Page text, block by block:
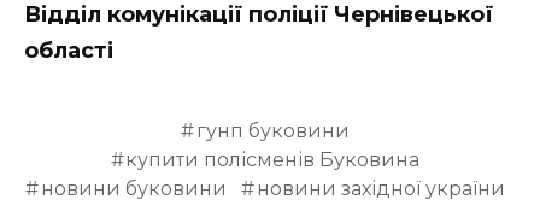
Відділ комунікації поліції Чернівецької
області
гунп буковини
купити полісменів Буковина
новини буковини
новини західної україни